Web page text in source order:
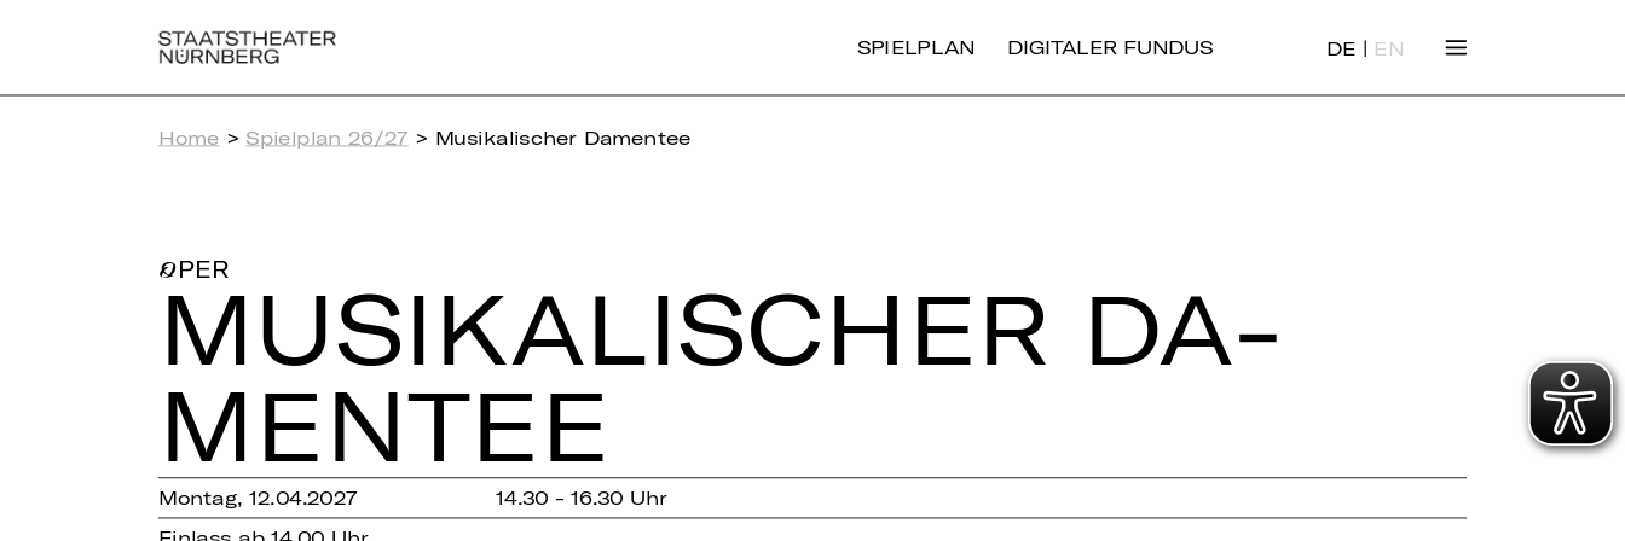
SPIELPLAN DIGITALER FUNDUS DE | EN
Home > Spielplan 26/27 > Musikalischer Damentee
OPER
MU­SI­KA­LI­SCHER DA­
MEN­TEE
Montag, 12.04.2027
14.30 - 16.30 Uhr